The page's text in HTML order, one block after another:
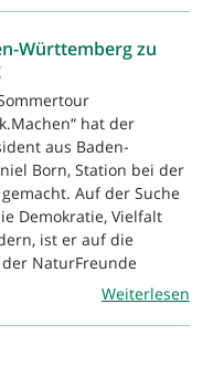
Württemberg zu
hat der
aus Baden-
Born, Station bei der
Auf der Suche
Demokratie, Vielfalt
ist er auf die
NaturFreunde
Weiterlesen